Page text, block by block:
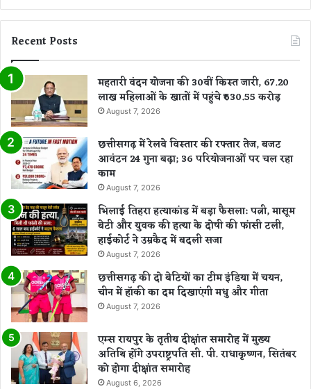
Recent Posts
महतारी वंदन योजना की 30वीं किस्त जारी, 67.20
लाख महिलाओं के खातों में पहुंचे ₹630.55 करोड़
August 7, 2026
छत्तीसगढ़ में रेलवे विस्तार की रफ्तार तेज, बजट
आवंटन 24 गुना बढ़ा; 36 परियोजनाओं पर चल रहा
काम
August 7, 2026
भिलाई तिहरा हत्याकांड में बड़ा फैसला: पत्नी, मासूम
बेटी और युवक की हत्या के दोषी की फांसी टली,
हाईकोर्ट ने उम्रकैद में बदली सजा
August 7, 2026
छत्तीसगढ़ की दो बेटियों का टीम इंडिया में चयन,
चीन में हॉकी का दम दिखाएंगी मधु और गीता
August 7, 2026
एम्स रायपुर के तृतीय दीक्षांत समारोह में मुख्य
अतिथि होंगे उपराष्ट्रपति सी. पी. राधाकृष्णन, सितंबर
को होगा दीक्षांत समारोह
August 6, 2026